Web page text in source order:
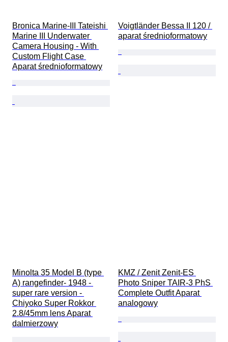
Bronica Marine-III Tateishi
Marine III Underwater
Camera Housing - With
Custom Flight Case
Aparat średnioformatowy
Voigtländer Bessa II 120 /
aparat średnioformatowy
Minolta 35 Model B (type
A) rangefinder- 1948 -
super rare version -
Chiyoko Super Rokkor
2.8/45mm lens Aparat
dalmierzowy
KMZ / Zenit Zenit-ES
Photo Sniper TAIR-3 PhS
Complete Outfit Aparat
analogowy